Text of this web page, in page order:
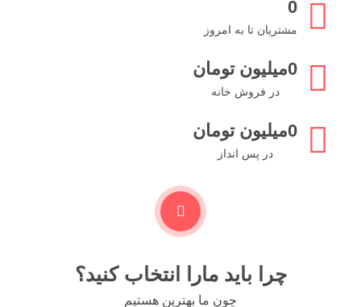
مشتریان تا به امروز
0
در فروش خانه
0 میلیون تومان
در پس انداز
0 میلیون تومان
چرا باید مارا انتخاب کنید؟
چون ما بهترین هستیم